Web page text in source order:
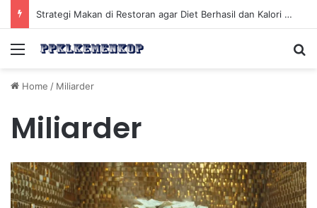
Strategi Makan di Restoran agar Diet Berhasil dan Kalori Tetap Terkontrol
Menu
Home / Miliarder
Miliarder